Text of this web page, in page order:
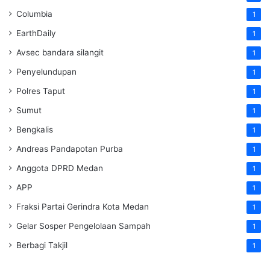
Columbia 1
EarthDaily 1
Avsec bandara silangit 1
Penyelundupan 1
Polres Taput 1
Sumut 1
Bengkalis 1
Andreas Pandapotan Purba 1
Anggota DPRD Medan 1
APP 1
Fraksi Partai Gerindra Kota Medan 1
Gelar Sosper Pengelolaan Sampah 1
Berbagi Takjil 1